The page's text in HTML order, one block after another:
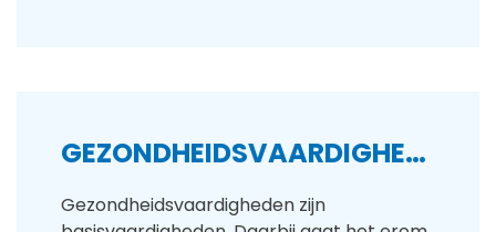
GEZONDHEIDSVAARDIGHEDEN
Gezondheidsvaardigheden zijn